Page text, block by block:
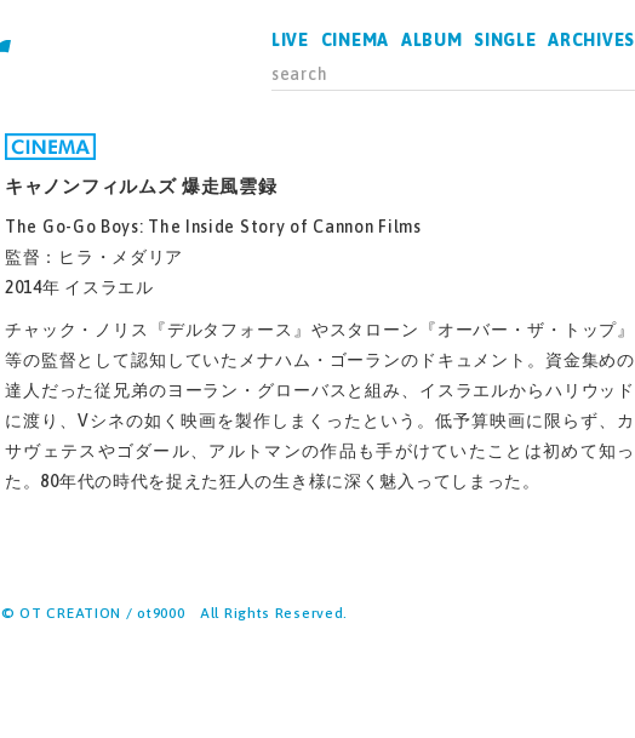
LIVE CINEMA ALBUM SINGLE ARCHIVES
キャノンフィルムズ 爆走風雲録
The Go-Go Boys: The Inside Story of Cannon Films
監督：ヒラ・メダリア
2014年 イスラエル
チャック・ノリス『デルタフォース』やスタローン『オーバー・ザ・トップ』
等の監督として認知していたメナハム・ゴーランのドキュメント。資金集めの
達人だった従兄弟のヨーラン・グローバスと組み、イスラエルからハリウッド
に渡り、Vシネの如く映画を製作しまくったという。低予算映画に限らず、カ
サヴェテスやゴダール、アルトマンの作品も手がけていたことは初めて知っ
た。80年代の時代を捉えた狂人の生き様に深く魅入ってしまった。
© OT CREATION / ot9000 All Rights Reserved.